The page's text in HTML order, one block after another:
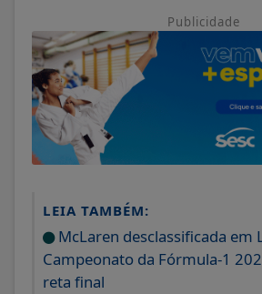
Publicidade
LEIA TAMBÉM:
McLaren desclassificada em
Campeonato da Fórmula-1
reta final